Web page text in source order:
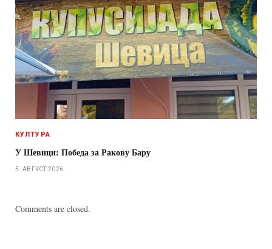
КУЛТУРА
У Шевици: Победа за Ракову Бару
5. АВГУСТ 2026.
Comments are closed.